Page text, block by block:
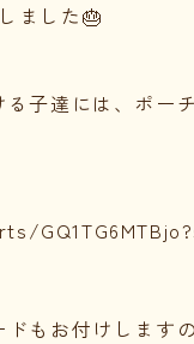
ました🎂
子達には、ポー
もお付けします